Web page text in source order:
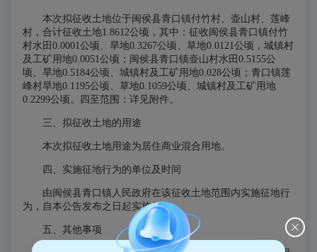
本次拟征收土地位于闽侯县青口 镇付竹村、壶山村、莲峰
村 ，合计征收土地1.8612公顷，其中：征收闽侯县青口 镇付竹
村水田0.0001公顷、旱地0.3267公顷、草地0.0121公顷，城镇村
及工矿用地0.0051公顷；闽侯县青口 镇壶山村水田0.5155公
顷、旱地0.5184公顷、城镇村及工矿用地0.028公顷；青口镇莲
峰村旱地0.1195公顷、草地0.1059公顷、城镇村及工矿用地
0.2299公顷。
四至范围：详见附件。
三、拟征收土地的用途
本次拟征收土地用途为居住商业混合用地。
四、实施征地行为的单位及时间
由闽侯县青口镇人民政府在该征收土地范围内实施征地行
为，自本公告发布之日起实施征收。
五、其他事项